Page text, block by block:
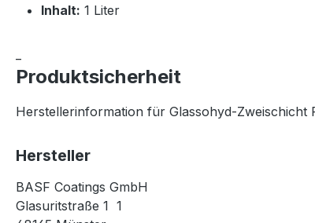
Inhalt: 1 Liter
Produktsicherheit
Herstellerinformation für Glassohyd-Zweischicht
Hersteller
BASF Coatings GmbH
Glasuritstraße 1 1